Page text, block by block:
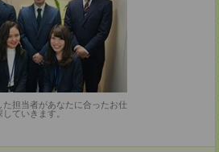
た担当者があなたに合ったお仕
ていきます。